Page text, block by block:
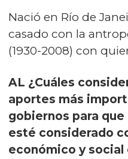
Nació en Río de
casado con la
(1930-2008) con
AL ¿Cuáles
aportes más
gobiernos para
esté considerado
económico y